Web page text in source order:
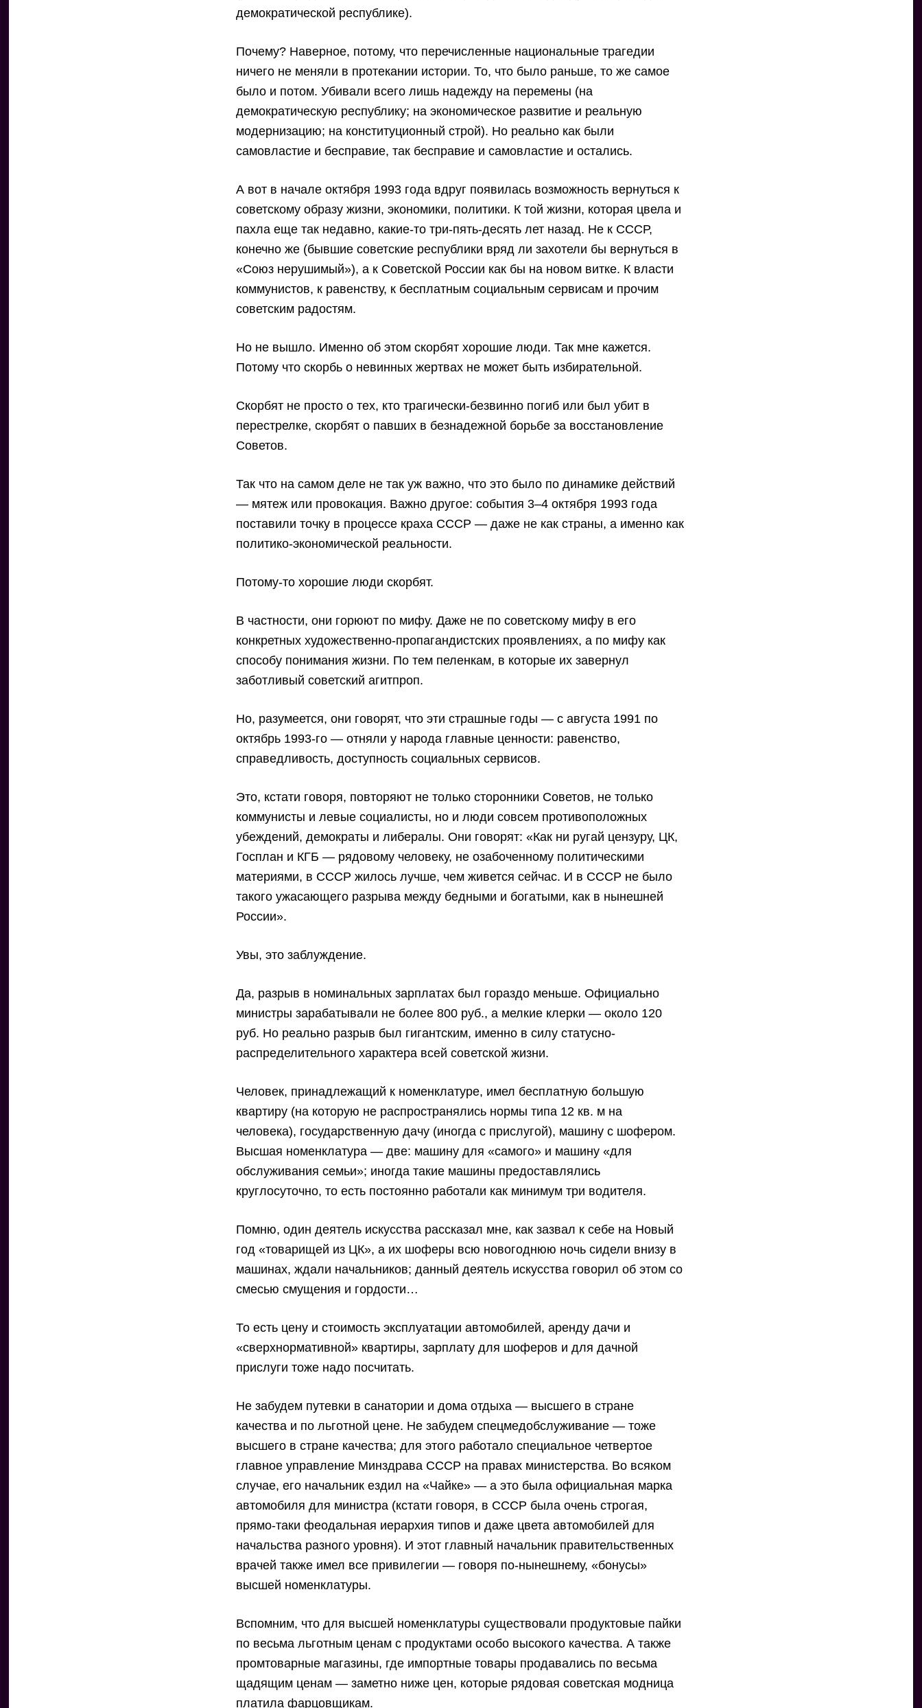
демократической республике).
Почему? Наверное, потому, что перечисленные национальные трагедии
ничего не меняли в протекании истории. То, что было раньше, то же самое
было и потом. Убивали всего лишь надежду на перемены (на
демократическую республику; на экономическое развитие и реальную
модернизацию; на конституционный строй). Но реально как были
самовластие и бесправие, так бесправие и самовластие и остались.
А вот в начале октября 1993 года вдруг появилась возможность вернуться к
советскому образу жизни, экономики, политики. К той жизни, которая цвела и
пахла еще так недавно, какие-то три-пять-десять лет назад. Не к СССР,
конечно же (бывшие советские республики вряд ли захотели бы вернуться в
«Союз нерушимый»), а к Советской России как бы на новом витке. К власти
коммунистов, к равенству, к бесплатным социальным сервисам и прочим
советским радостям.
Но не вышло. Именно об этом скорбят хорошие люди. Так мне кажется.
Потому что скорбь о невинных жертвах не может быть избирательной.
Скорбят не просто о тех, кто трагически-безвинно погиб или был убит в
перестрелке, скорбят о павших в безнадежной борьбе за восстановление
Советов.
Так что на самом деле не так уж важно, что это было по динамике действий
— мятеж или провокация. Важно другое: события 3–4 октября 1993 года
поставили точку в процессе краха СССР — даже не как страны, а именно как
политико-экономической реальности.
Потому-то хорошие люди скорбят.
В частности, они горюют по мифу. Даже не по советскому мифу в его
конкретных художественно-пропагандистских проявлениях, а по мифу как
способу понимания жизни. По тем пеленкам, в которые их завернул
заботливый советский агитпроп.
Но, разумеется, они говорят, что эти страшные годы — с августа 1991 по
октябрь 1993-го — отняли у народа главные ценности: равенство,
справедливость, доступность социальных сервисов.
Это, кстати говоря, повторяют не только сторонники Советов, не только
коммунисты и левые социалисты, но и люди совсем противоположных
убеждений, демократы и либералы. Они говорят: «Как ни ругай цензуру, ЦК,
Госплан и КГБ — рядовому человеку, не озабоченному политическими
материями, в СССР жилось лучше, чем живется сейчас. И в СССР не было
такого ужасающего разрыва между бедными и богатыми, как в нынешней
России».
Увы, это заблуждение.
Да, разрыв в номинальных зарплатах был гораздо меньше. Официально
министры зарабатывали не более 800 руб., а мелкие клерки — около 120
руб. Но реально разрыв был гигантским, именно в силу статусно-
распределительного характера всей советской жизни.
Человек, принадлежащий к номенклатуре, имел бесплатную большую
квартиру (на которую не распространялись нормы типа 12 кв. м на
человека), государственную дачу (иногда с прислугой), машину с шофером.
Высшая номенклатура — две: машину для «самого» и машину «для
обслуживания семьи»; иногда такие машины предоставлялись
круглосуточно, то есть постоянно работали как минимум три водителя.
Помню, один деятель искусства рассказал мне, как зазвал к себе на Новый
год «товарищей из ЦК», а их шоферы всю новогоднюю ночь сидели внизу в
машинах, ждали начальников; данный деятель искусства говорил об этом со
смесью смущения и гордости…
То есть цену и стоимость эксплуатации автомобилей, аренду дачи и
«сверхнормативной» квартиры, зарплату для шоферов и для дачной
прислуги тоже надо посчитать.
Не забудем путевки в санатории и дома отдыха — высшего в стране
качества и по льготной цене. Не забудем спецмедобслуживание — тоже
высшего в стране качества; для этого работало специальное четвертое
главное управление Минздрава СССР на правах министерства. Во всяком
случае, его начальник ездил на «Чайке» — а это была официальная марка
автомобиля для министра (кстати говоря, в СССР была очень строгая,
прямо-таки феодальная иерархия типов и даже цвета автомобилей для
начальства разного уровня). И этот главный начальник правительственных
врачей также имел все привилегии — говоря по-нынешнему, «бонусы»
высшей номенклатуры.
Вспомним, что для высшей номенклатуры существовали продуктовые пайки
по весьма льготным ценам с продуктами особо высокого качества. А также
промтоварные магазины, где импортные товары продавались по весьма
щадящим ценам — заметно ниже цен, которые рядовая советская модница
платила фарцовщикам.